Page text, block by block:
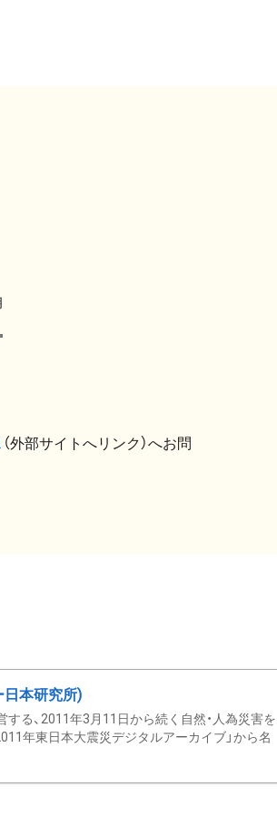
（外部サイトへリンク）へお問
日本研究所)
する、2011年3月11日から続く自然・人為災害を
年東日本大震災デジタルアーカイブ」から名